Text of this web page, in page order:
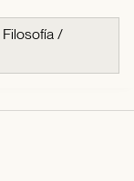
Filosofía /